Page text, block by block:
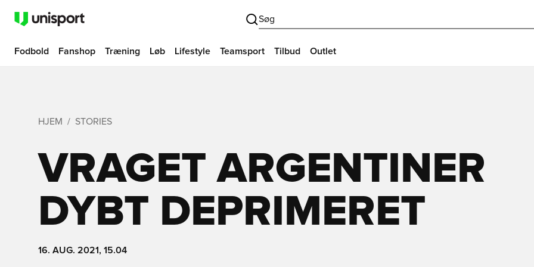
Søg
Fodbold Fanshop Træning Løb Lifestyle Teamsport Tilbud Outlet
HJEM STORIES
VRAGET ARGENTINER
DYBT DEPRIMERET
16. AUG. 2021, 15.04